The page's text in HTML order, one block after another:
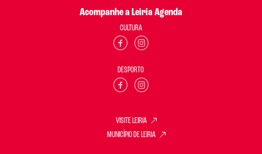
Acompanhe a Leiria Agenda
CULTURA
DESPORTO
VISITE LEIRIA
MUNICÍPIO DE LEIRIA